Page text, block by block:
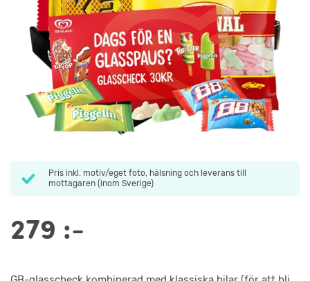
Pris inkl. motiv/eget foto, hälsning och leverans till
mottagaren (inom Sverige)
279 :-